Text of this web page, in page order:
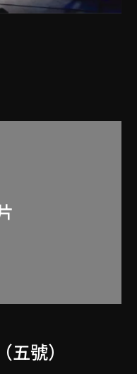
五號）